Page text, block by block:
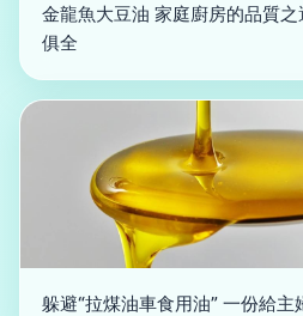
金龍魚大豆油 家庭廚房的品質
俱全
躲避“拉煤油車食用油” 一份給